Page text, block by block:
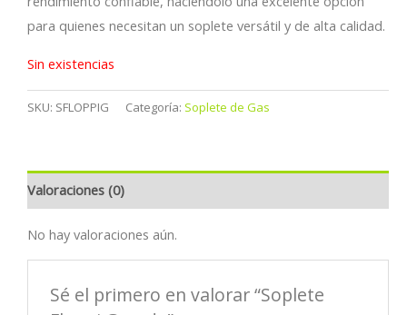
para quienes necesitan un soplete versátil y de alta calidad.
Sin existencias
SKU: SFLOPPIG Categoría: Soplete de Gas
Valoraciones (0)
No hay valoraciones aún.
Sé el primero en valorar “Soplete